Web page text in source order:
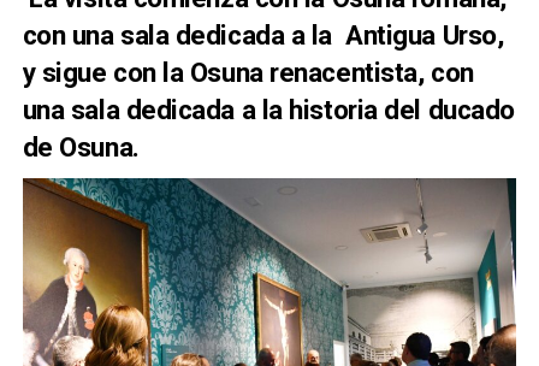
con una sala dedicada a la Antigua Urso,
y sigue con la Osuna renacentista, con
una sala dedicada a la historia del ducado
de Osuna.